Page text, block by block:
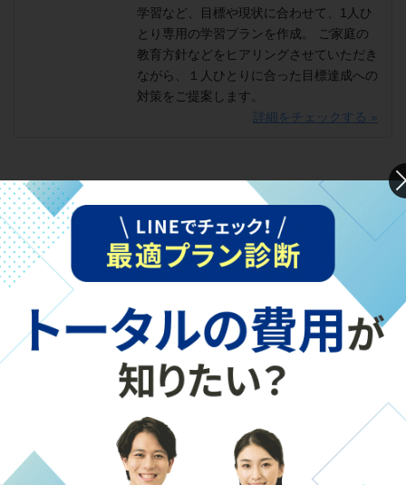
学習など、目標や現状に合わせて、1人ひ
とり専用の学習プランを作成。 ご家庭の
教育方針などをヒアリングさせていただき
ながら、１人ひとりに合った目標達成への
対策をご提案します。
詳細をチェックする »
少し遅い時間帯の通塾になると、行き帰りなどにも不安が
出てきます。「家からの距離」や「通学の安全性」も選ぶ
際のポイントになります。小学生のお子さまが安全に通え
る範囲にあるのか、駅の近くにあるのかなど塾の立地も条
件にいれて選びましょう。
ところで、この記事をご覧になっている保護者さまの中に
は「うちの子、中学受験できるかもしれない」と考えてい
る方もいらっしゃるかもしれません。
以下の記事で、中学受験のメリットや「受験したほうが良
い？」という考え方のヒントをお伝えしていますので、合
わせてご覧ください。